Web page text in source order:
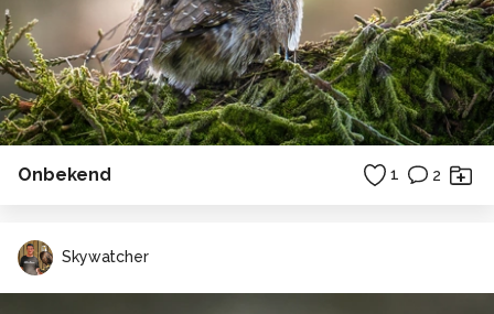
Onbekend 1 2
Skywatcher